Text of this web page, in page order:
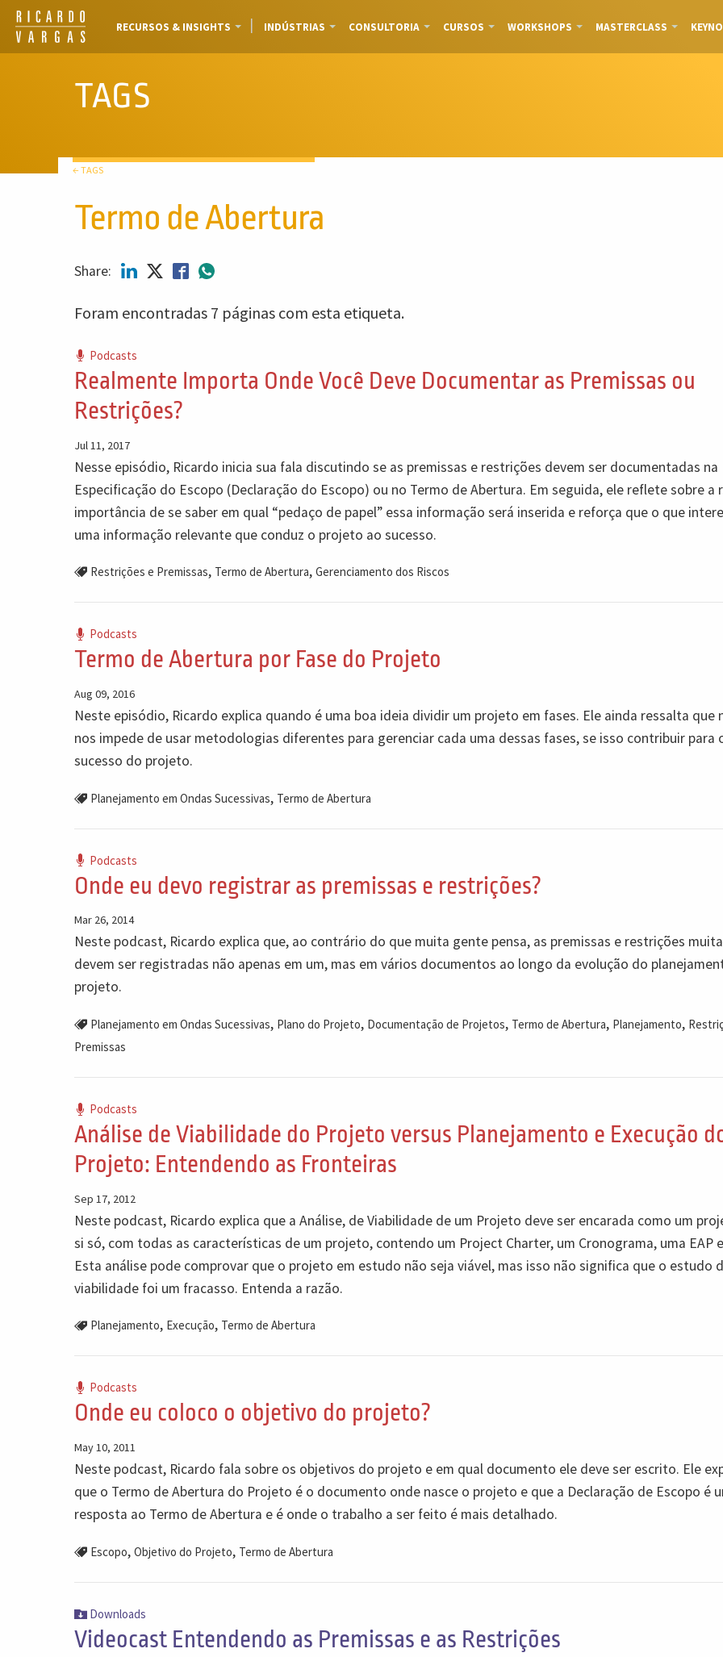
RECURSOS & INSIGHTS INDÚSTRIAS CONSULTORIA CURSOS WORKSHOPS MASTERCLASS
TAGS
← TAGS
Termo de Abertura
Share:
Foram encontradas 7 páginas com esta etiqueta.
Podcasts
Realmente Importa Onde Você Deve Documentar as Premissas ou
Restrições?
Jul 11, 2017
Nesse episódio, Ricardo inicia sua fala discutindo se as premissas e restrições devem ser documentadas na
Especificação do Escopo (Declaração do Escopo) ou no Termo de Abertura. Em seguida, ele reflete sobre a
importância de se saber em qual “pedaço de papel” essa informação será inserida e reforça que o que
uma informação relevante que conduz o projeto ao sucesso.
Restrições e Premissas, Termo de Abertura, Gerenciamento dos Riscos
Podcasts
Termo de Abertura por Fase do Projeto
Aug 09, 2016
Neste episódio, Ricardo explica quando é uma boa ideia dividir um projeto em fases. Ele ainda ressalta que
nos impede de usar metodologias diferentes para gerenciar cada uma dessas fases, se isso contribuir para
sucesso do projeto.
Planejamento em Ondas Sucessivas, Termo de Abertura
Podcasts
Onde eu devo registrar as premissas e restrições?
Mar 26, 2014
Neste podcast, Ricardo explica que, ao contrário do que muita gente pensa, as premissas e restrições
devem ser registradas não apenas em um, mas em vários documentos ao longo da evolução do
projeto.
Planejamento em Ondas Sucessivas, Plano do Projeto, Documentação de Projetos, Termo de Abertura, Planejamento,
Premissas
Podcasts
Análise de Viabilidade do Projeto versus Planejamento e Execução
Projeto: Entendendo as Fronteiras
Sep 17, 2012
Neste podcast, Ricardo explica que a Análise, de Viabilidade de um Projeto deve ser encarada como um
si só, com todas as características de um projeto, contendo um Project Charter, um Cronograma, uma EAP
Esta análise pode comprovar que o projeto em estudo não seja viável, mas isso não significa que o estudo
viabilidade foi um fracasso. Entenda a razão.
Planejamento, Execução, Termo de Abertura
Podcasts
Onde eu coloco o objetivo do projeto?
May 10, 2011
Neste podcast, Ricardo fala sobre os objetivos do projeto e em qual documento ele deve ser escrito. Ele
que o Termo de Abertura do Projeto é o documento onde nasce o projeto e que a Declaração de Escopo é
resposta ao Termo de Abertura e é onde o trabalho a ser feito é mais detalhado.
Escopo, Objetivo do Projeto, Termo de Abertura
Downloads
Videocast Entendendo as Premissas e as Restrições